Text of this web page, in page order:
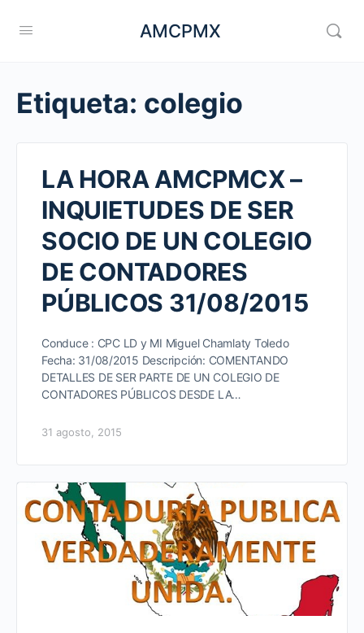
AMCPMX
Etiqueta: colegio
LA HORA AMCPMCX –
INQUIETUDES DE SER
SOCIO DE UN COLEGIO
DE CONTADORES
PÚBLICOS 31/08/2015
Conduce : CPC LD y MI Miguel Chamlaty Toledo
Fecha: 31/08/2015 Descripción: COMENTANDO
DETALLES DE SER PARTE DE UN COLEGIO DE
CONTADORES PÚBLICOS DESDE LA…
31 agosto, 2015